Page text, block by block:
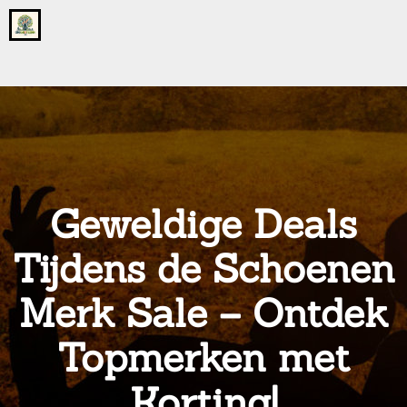
Go
to
page
onsgrotegezin.nl
Geweldige Deals
Tijdens de Schoenen
Merk Sale – Ontdek
Topmerken met